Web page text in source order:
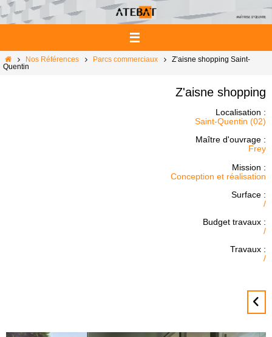
Passer
vers
le
HomeNos Références Parcs commerciaux
Z’aisne shopping Saint-
Quentin
Z'aisne shopping
Localisation :
Saint-Quentin (02)
Maître d'ouvrage :
Frey
Mission :
Conception et réalisation
Surface :
/
Budget travaux :
/
Travaux :
/